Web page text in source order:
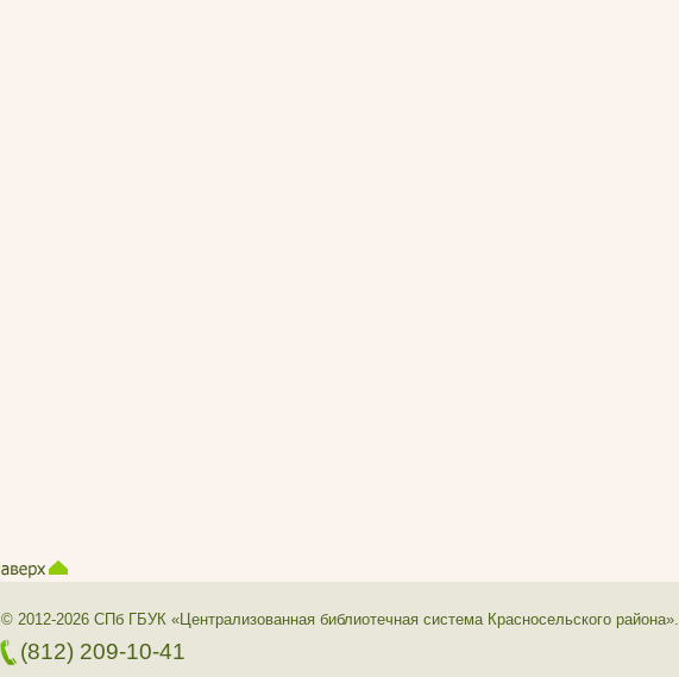
© 2012-2026 СПб ГБУК «Централизованная библиотечная система Красносельского района».
(812) 209-10-41